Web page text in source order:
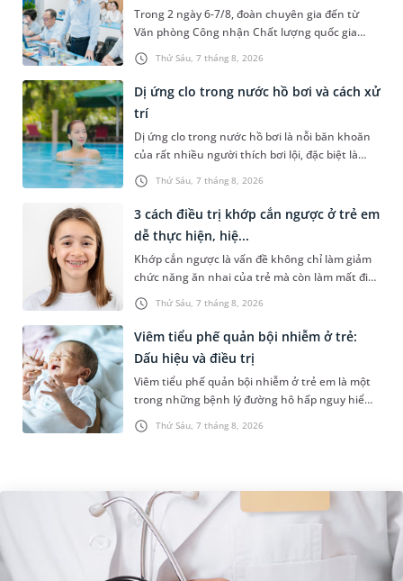
Thứ Sáu, 7 tháng 8, 2026
Trong 2 ngày 6-7/8, đoàn chuyên gia đến từ
Văn phòng Công nhận Chất lượng quốc gia
(BoA) đã ghi nhận và đánh giá cao nỗ lực duy trì
hệ thống quản lý chất lượ...
Thứ Sáu, 7 tháng 8, 2026
Dị ứng clo trong nước hồ bơi và cách xử
trí
Dị ứng clo trong nước hồ bơi là nỗi băn khoăn
của rất nhiều người thích bơi lội, đặc biệt là
những trường hợp thường xuyên bơi ở những
hồ bơi nhân tạo. Bài v...
Thứ Sáu, 7 tháng 8, 2026
3 cách điều trị khớp cắn ngược ở trẻ em
dễ thực hiện, hiệ...
Khớp cắn ngược là vấn đề không chỉ làm giảm
chức năng ăn nhai của trẻ mà còn làm mất đi
sự cân đối của khuôn mặt. Do đó, cần khắc
phục sớm tình trạng này để...
Thứ Sáu, 7 tháng 8, 2026
Viêm tiểu phế quản bội nhiễm ở trẻ:
Dấu hiệu và điều trị
Viêm tiểu phế quản bội nhiễm ở trẻ em là một
trong những bệnh lý đường hô hấp nguy hiểm,
thường bùng phát vào thời điểm giao mùa. Khi
những tổn thương ban đầ...